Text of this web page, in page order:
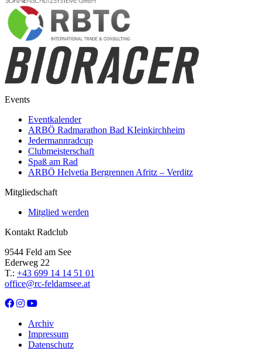
Events
Eventkalender
ARBÖ Radmarathon Bad KIeinkirchheim
Jedermannradcup
Clubmeisterschaft
Spaß am Rad
ARBÖ Helvetia Bergrennen Afritz – Verditz
Mitgliedschaft
Mitglied werden
Kontakt Radclub
9544 Feld am See
Ederweg 22
T.: +43 699 14 14 51 01
office@rc-feldamsee.at
Archiv
Impressum
Datenschutz